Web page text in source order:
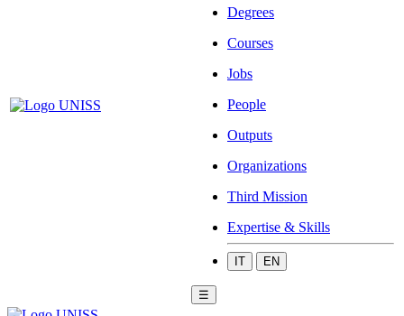
Degrees
Courses
Jobs
People
Outputs
Organizations
Third Mission
Expertise & Skills
IT EN
☰